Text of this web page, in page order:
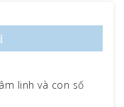
linh và con số